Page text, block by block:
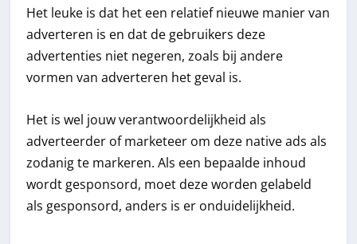
Het leuke is dat het een relatief nieuwe manier van
adverteren is en dat de gebruikers deze
advertenties niet negeren, zoals bij andere
vormen van adverteren het geval is.
Het is wel jouw verantwoordelijkheid als
adverteerder of marketeer om deze native ads als
zodanig te markeren. Als een bepaalde inhoud
wordt gesponsord, moet deze worden gelabeld
als gesponsord, anders is er onduidelijkheid.